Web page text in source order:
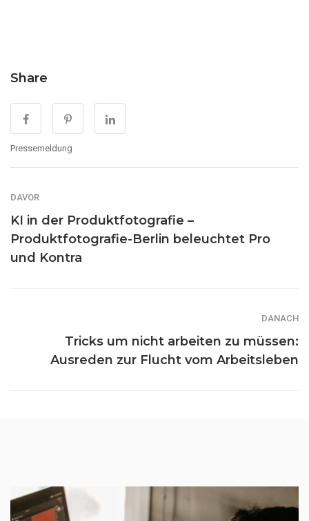
Share
Pressemeldung
DAVOR
KI in der Produktfotografie –
Produktfotografie-Berlin beleuchtet Pro
und Kontra
DANACH
Tricks um nicht arbeiten zu müssen:
Ausreden zur Flucht vom Arbeitsleben